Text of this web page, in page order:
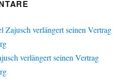
Zajusch verlängert seinen Vertrag
verlängert seinen Vertrag